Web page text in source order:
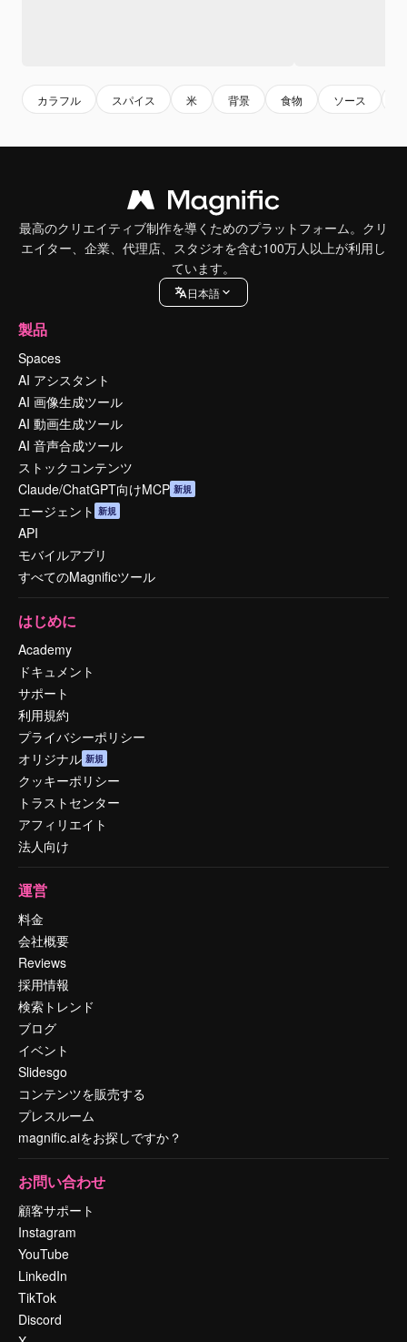
カラフル スパイス 米 背景 食物 ソース
最高のクリエイティブ制作を導くためのプラットフォーム。クリ
エイター、企業、代理店、スタジオを含む100万人以上が利用し
ています。
日本語
製品
Spaces
AI アシスタント
AI 画像生成ツール
AI 動画生成ツール
AI 音声合成ツール
ストックコンテンツ
Claude/ChatGPT向けMCP 新規
エージェント 新規
API
モバイルアプリ
すべてのMagnificツール
はじめに
Academy
ドキュメント
サポート
利用規約
プライバシーポリシー
オリジナル 新規
クッキーポリシー
トラストセンター
アフィリエイト
法人向け
運営
料金
会社概要
Reviews
採用情報
検索トレンド
ブログ
イベント
Slidesgo
コンテンツを販売する
プレスルーム
magnific.aiをお探しですか？
お問い合わせ
顧客サポート
Instagram
YouTube
LinkedIn
TikTok
Discord